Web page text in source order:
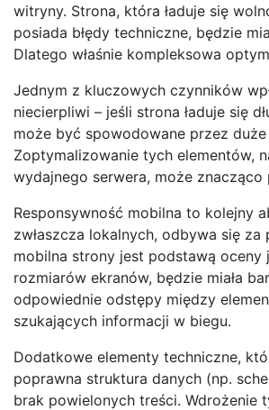
witryny. Strona, która ładuje się
posiada błędy techniczne, będzie
Dlatego właśnie kompleksowa
Jednym z kluczowych czynników
niecierpliwi – jeśli strona ładuje się
może być spowodowane przez
Zoptymalizowanie tych elementów,
wydajnego serwera, może
Responsywność mobilna to kolejny
zwłaszcza lokalnych, odbywa się
mobilna strony jest podstawą oceny
rozmiarów ekranów, będzie miała
odpowiednie odstępy między
szukających informacji w biegu.
Dodatkowe elementy techniczne,
poprawna struktura danych (np.
brak powielonych treści. Wdrożenie